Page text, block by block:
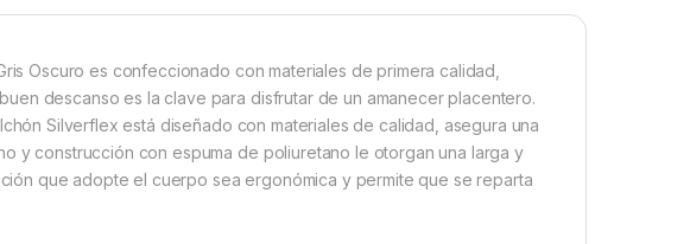
Oscuro es confeccionado con materiales de primera calidad,
descanso es la clave para disfrutar de un amanecer placentero.
Silverflex está diseñado con materiales de calidad, asegura una
y construcción con espuma de poliuretano le otorgan una larga y
que adopte el cuerpo sea ergonómica y permite que se reparta